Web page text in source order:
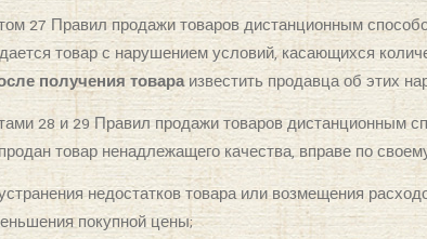
27 Правил продажи товаров дистанционным
товар с нарушением условий, касающихся
получения товараизвестить продавца об этих
28 и 29 Правил продажи товаров
товар ненадлежащего качества, вправе по
недостатков товара или возмещения
покупной цены;